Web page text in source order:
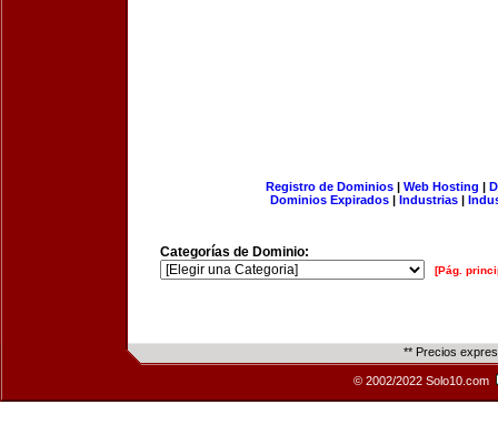
Registro de Dominios| Web Hosting |
Dominios Expirados | Industrias |
Categorías de Dominio:
[Pág.
** Precios
© 2002/2022 Solo10.com